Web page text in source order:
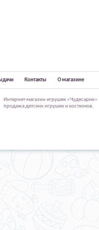
Контакты О магазине
Интернет-магазин игрушек
продажа детских игрушек и костюмов.